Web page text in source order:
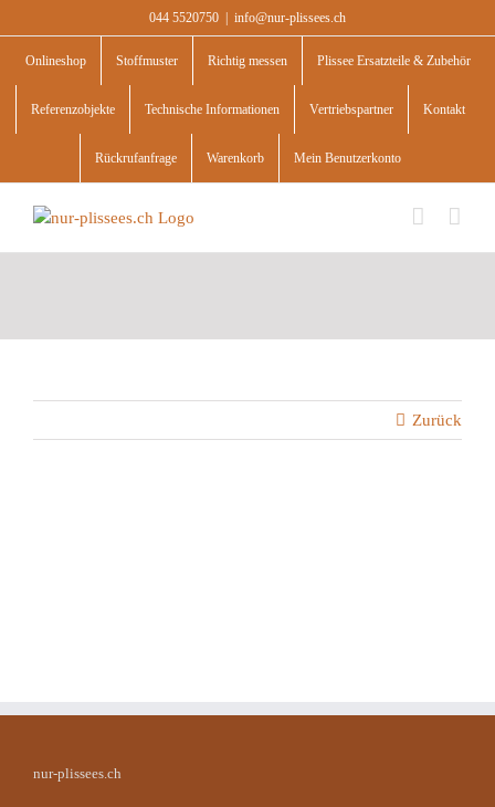
to
content
044 5520750 info@nur-plissees.ch
Onlineshop Stoffmuster Richtig messen Plissee Ersatzteile & Zubehör
Referenzobjekte Technische Informationen Vertriebspartner Kontakt
Rückrufanfrage Warenkorb Mein Benutzerkonto
Zurück
nur-plissees.ch